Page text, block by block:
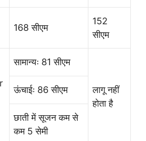
168 सीएम
152
सीएम
सामान्यः 81 सीएम
लागू नहीं
होता है
ऊंचाईः 86 सीएम
छाती में सूजन कम से
कम 5 सेमी